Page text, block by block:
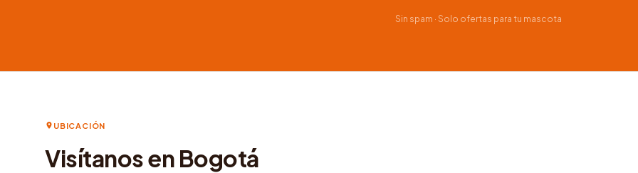
Sin spam · Solo ofertas para tu mascota
UBICACIÓN
Visítanos en Bogotá